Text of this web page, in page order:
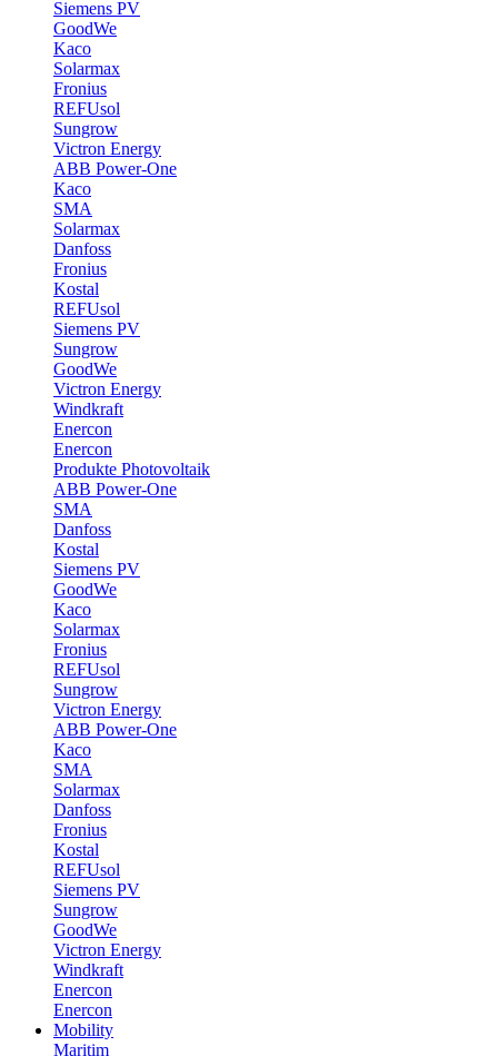
Siemens PV
GoodWe
Kaco
Solarmax
Fronius
REFUsol
Sungrow
Victron Energy
ABB Power-One
Kaco
SMA
Solarmax
Danfoss
Fronius
Kostal
REFUsol
Siemens PV
Sungrow
GoodWe
Victron Energy
Windkraft
Enercon
Enercon
Produkte Photovoltaik
ABB Power-One
SMA
Danfoss
Kostal
Siemens PV
GoodWe
Kaco
Solarmax
Fronius
REFUsol
Sungrow
Victron Energy
ABB Power-One
Kaco
SMA
Solarmax
Danfoss
Fronius
Kostal
REFUsol
Siemens PV
Sungrow
GoodWe
Victron Energy
Windkraft
Enercon
Enercon
Mobility
Maritim